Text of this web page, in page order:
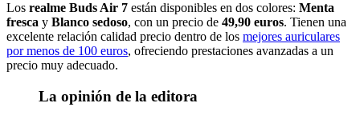
Los realme Buds Air 7 están disponibles en dos colores: Menta
fresca y Blanco sedoso, con un precio de 49,90 euros. Tienen una
excelente relación calidad precio dentro de los mejores auriculares
por menos de 100 euros, ofreciendo prestaciones avanzadas a un
precio muy adecuado.
La opinión de la editora